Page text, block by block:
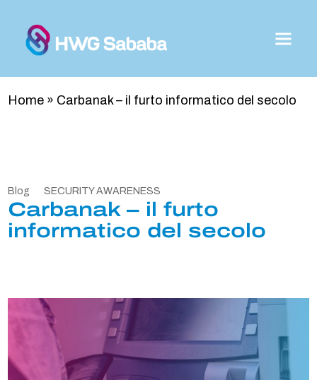
Home » Carbanak – il furto informatico del secolo
Blog SECURITY AWARENESS
Carbanak – il furto
informatico del secolo